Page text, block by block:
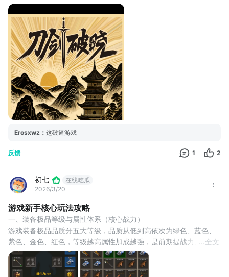
Erosxwz ： 这破逼游戏
反馈 1 2
初七
在线吃瓜
2026/3/20
游戏新手核心玩法攻略
一、装备极品等级与属性体系（核心战力）
游戏装备极品品质分五大等级，品质从低到高依次为绿色、蓝色、
紫色、金色、红色，等级越高属性加成越强，是前期提战力、提刷
怪效率的核心，新手捡到装备直接按品质替换，高品级优先穿戴，
无需犹豫。
...全文